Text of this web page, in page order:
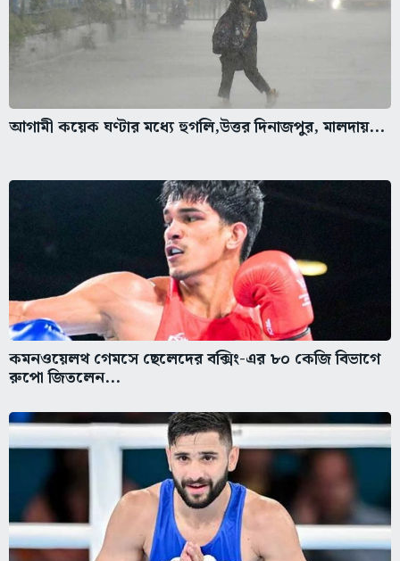
আগামী কয়েক ঘণ্টার মধ্যে হুগলি,উত্তর দিনাজপুর, মালদায়...
কমনওয়েলথ গেমসে ছেলেদের বক্সিং-এর ৮০ কেজি বিভাগে
রুপো জিতলেন...